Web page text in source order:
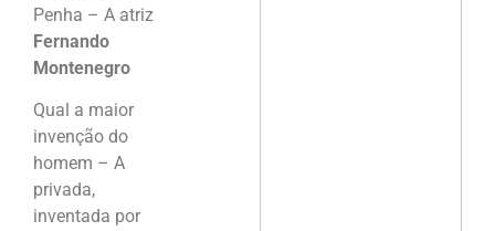
Penha – A atriz
Fernando
Montenegro
Qual a maior
invenção do
homem – A
privada,
inventada por